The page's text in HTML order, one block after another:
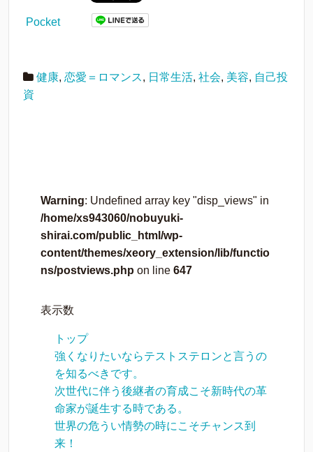
Pocket
健康, 恋愛＝ロマンス, 日常生活, 社会, 美容, 自己投
資
Warning: Undefined array key "disp_views" in
/home/xs943060/nobuyuki-
shirai.com/public_html/wp-
content/themes/xeory_extension/lib/functio
ns/postviews.php on line 647
表示数
トップ
強くなりたいならテストステロンと言うの
を知るべきです。
次世代に伴う後継者の育成こそ新時代の革
命家が誕生する時である。
世界の危うい情勢の時にこそチャンス到
来！